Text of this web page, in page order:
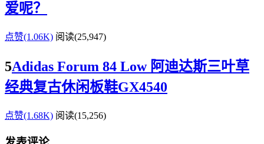
爱呢？
点赞(1.06K) 阅读(25,947)
5Adidas Forum 84 Low 阿迪达斯三叶草
经典复古休闲板鞋GX4540
点赞(1.68K) 阅读(15,256)